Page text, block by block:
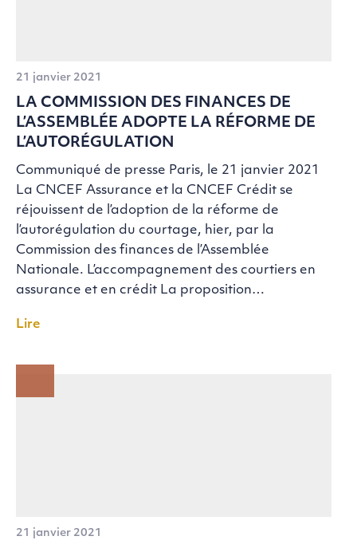
21 janvier 2021
LA COMMISSION DES FINANCES DE
L’ASSEMBLÉE ADOPTE LA RÉFORME DE
L’AUTORÉGULATION
Communiqué de presse Paris, le 21 janvier 2021
La CNCEF Assurance et la CNCEF Crédit se
réjouissent de l’adoption de la réforme de
l’autorégulation du courtage, hier, par la
Commission des finances de l’Assemblée
Nationale. L’accompagnement des courtiers en
assurance et en crédit La proposition…
Lire
21 janvier 2021